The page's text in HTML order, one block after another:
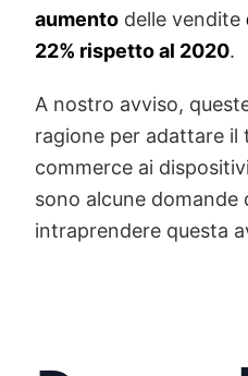
aumento delle vendite
22% rispetto al 2020.
A nostro avviso,
ragione per adattare il
commerce ai
sono alcune domande
intraprendere questa